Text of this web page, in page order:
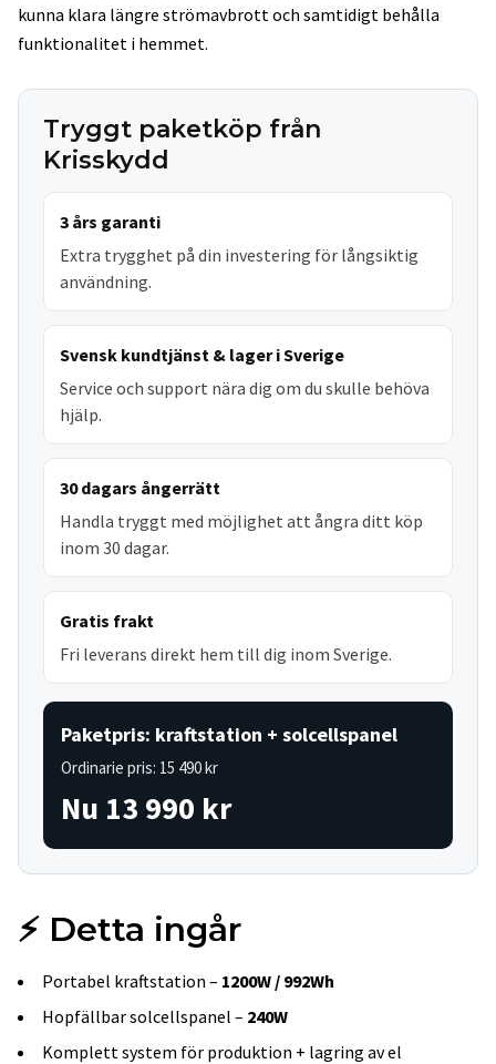
kunna klara längre strömavbrott och samtidigt behålla
funktionalitet i hemmet.
Tryggt paketköp från
Krisskydd
3 års garanti
Extra trygghet på din investering för långsiktig
användning.
Svensk kundtjänst & lager i Sverige
Service och support nära dig om du skulle behöva
hjälp.
30 dagars ångerrätt
Handla tryggt med möjlighet att ångra ditt köp
inom 30 dagar.
Gratis frakt
Fri leverans direkt hem till dig inom Sverige.
Paketpris: kraftstation + solcellspanel
Ordinarie pris: 15 490 kr
Nu 13 990 kr
⚡ Detta ingår
Portabel kraftstation – 1200W / 992Wh
Hopfällbar solcellspanel – 240W
Komplett system för produktion + lagring av el